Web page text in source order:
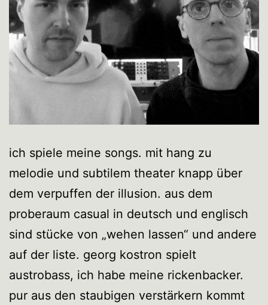
ich spiele meine songs. mit hang zu
melodie und subtilem theater knapp über
dem verpuffen der illusion. aus dem
proberaum casual in deutsch und englisch
sind stücke von „wehen lassen“ und andere
auf der liste. georg kostron spielt
austrobass, ich habe meine rickenbacker.
pur aus den staubigen verstärkern kommt